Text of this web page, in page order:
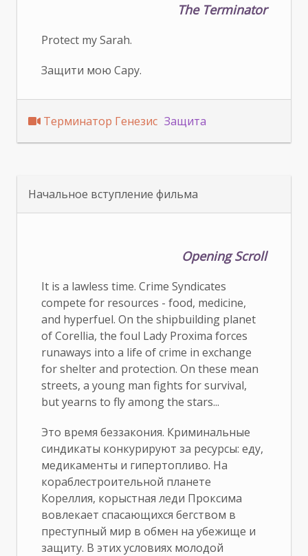
The Terminator
Protect my Sarah.
Защити мою Сару.
Терминатор Генезис Защита
Начальное вступление фильма
Opening Scroll
It is a lawless time. Crime Syndicates
compete for resources - food, medicine,
and hyperfuel. On the shipbuilding planet
of Corellia, the foul Lady Proxima forces
runaways into a life of crime in exchange
for shelter and protection. On these mean
streets, a young man fights for survival,
but yearns to fly among the stars...
Это время беззакония. Криминальные
синдикаты конкурируют за ресурсы: еду,
медикаменты и гипертопливо. На
кораблестроительной планете
Кореллия, корыстная леди Проксима
вовлекает спасающихся бегством в
преступный мир в обмен на убежище и
защиту. В этих условиях молодой